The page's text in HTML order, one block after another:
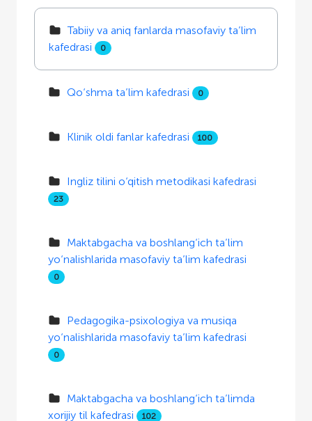
Tabiiy va aniq fanlarda masofaviy ta’lim
kafedrasi
0
Qo‘shma ta’lim kafedrasi 0
Klinik oldi fanlar kafedrasi 100
Ingliz tilini o‘qitish metodikasi kafedrasi
23
Maktabgacha va boshlang‘ich ta’lim
yo‘nalishlarida masofaviy ta’lim kafedrasi
0
Pedagogika-psixologiya va musiqa
yo‘nalishlarida masofaviy ta’lim kafedrasi
0
Maktabgacha va boshlang‘ich ta’limda
xorijiy til kafedrasi
102